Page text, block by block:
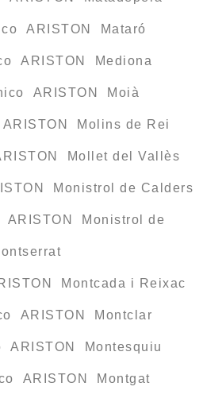
ARISTON Mataró
ARISTON Mediona
ARISTON Moià
Molins de Rei
Mollet del Vallès
Monistrol de Calders
ARISTON Monistrol de
Montcada i Reixac
ARISTON Montclar
ARISTON Montesquiu
ARISTON Montgat